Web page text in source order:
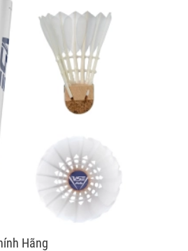
Hãng